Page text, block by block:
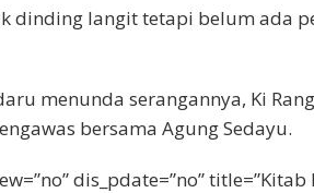
dinding langit tetapi belum ada
menunda serangannya, Ki
bersama Agung Sedayu.
dis_pdate=”no” title=”Kitab